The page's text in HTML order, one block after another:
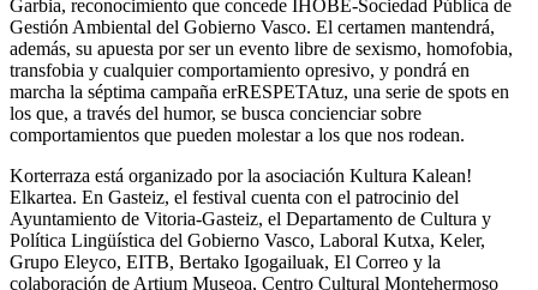
Garbia, reconocimiento que concede IHOBE-Sociedad Pública de
Gestión Ambiental del Gobierno Vasco. El certamen mantendrá,
además, su apuesta por ser un evento libre de sexismo, homofobia,
transfobia y cualquier comportamiento opresivo, y pondrá en
marcha la séptima campaña erRESPETAtuz, una serie de spots en
los que, a través del humor, se busca concienciar sobre
comportamientos que pueden molestar a los que nos rodean.
Korterraza está organizado por la asociación Kultura Kalean!
Elkartea. En Gasteiz, el festival cuenta con el patrocinio del
Ayuntamiento de Vitoria-Gasteiz, el Departamento de Cultura y
Política Lingüística del Gobierno Vasco, Laboral Kutxa, Keler,
Grupo Eleyco, EITB, Bertako Igogailuak, El Correo y la
colaboración de Artium Museoa, Centro Cultural Montehermoso